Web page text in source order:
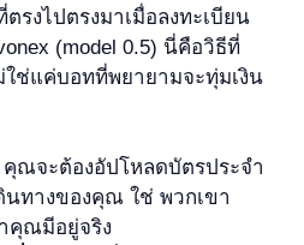
รงไปตรงมาเมื่อลงทะเบียน
(model 0.5) นี่คือวิธีที่
ช่แค่บอทที่พยายามจะทุ่มเงิน
ณจะต้องอัปโหลดบัตรประจำ
นทางของคุณ ใช่ พวกเขา
คุณมีอยู่จริง